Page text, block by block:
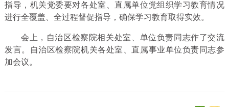
指导，机关党委要对各处室、直属单位党组织学习教育情况
进行全覆盖、全过程督促指导，确保学习教育取得实效。
会上，自治区检察院相关处室、单位负责同志作了交流
发言。自治区检察院机关各处室、直属事业单位负责同志参
加会议。